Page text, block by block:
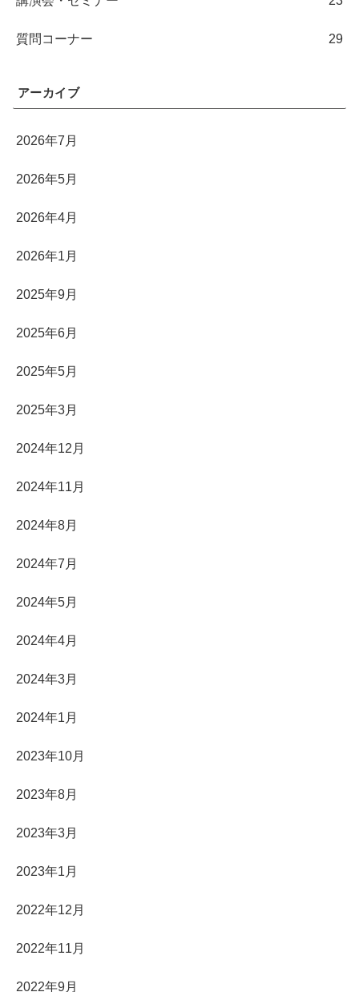
質問コーナー 29
アーカイブ
2026年7月
2026年5月
2026年4月
2026年1月
2025年9月
2025年6月
2025年5月
2025年3月
2024年12月
2024年11月
2024年8月
2024年7月
2024年5月
2024年4月
2024年3月
2024年1月
2023年10月
2023年8月
2023年3月
2023年1月
2022年12月
2022年11月
2022年9月